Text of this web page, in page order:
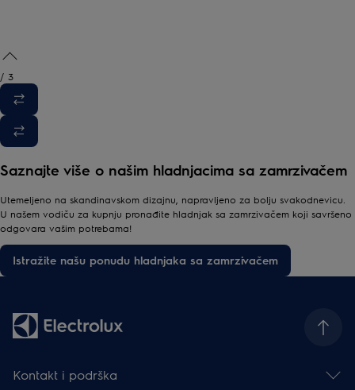
/ 3
Saznajte više o našim hladnjacima sa zamrzivačem
Utemeljeno na skandinavskom dizajnu, napravljeno za bolju svakodnevicu.
U našem vodiču za kupnju pronađite hladnjak sa zamrzivačem koji savršeno
odgovara vašim potrebama!
Istražite našu ponudu hladnjaka sa zamrzivačem
Kontakt i podrška